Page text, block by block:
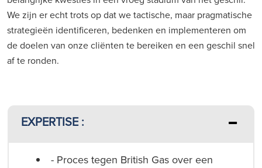
We zijn er echt trots op dat we tactische, maar pragmatische
strategieën identificeren, bedenken en implementeren om
de doelen van onze cliënten te bereiken en een geschil snel
af te ronden.
EXPERTISE :
- Proces tegen British Gas over een